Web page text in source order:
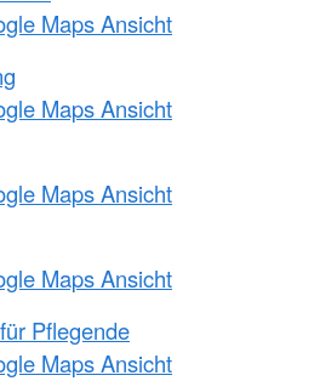
Maps Ansicht
Maps Ansicht
Maps Ansicht
Maps Ansicht
Pflegende
Maps Ansicht